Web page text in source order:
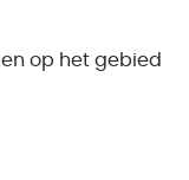
op het gebied